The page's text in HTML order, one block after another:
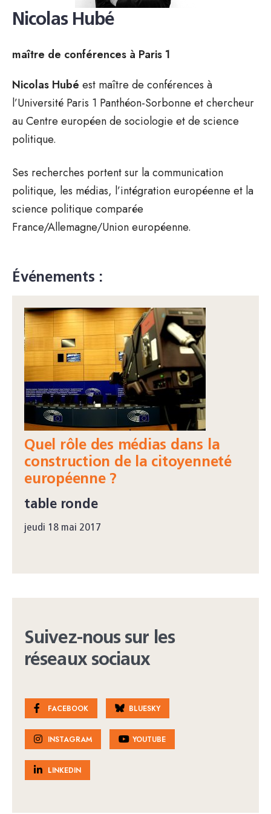
Nicolas Hubé
maître de conférences à Paris 1
Nicolas Hubé est maître de conférences à
l’Université Paris 1 Panthéon-Sorbonne et chercheur
au Centre européen de sociologie et de science
politique.
Ses recherches portent sur la communication
politique, les médias, l’intégration européenne et la
science politique comparée
France/Allemagne/Union européenne.
Événements :
Quel rôle des médias dans la
construction de la citoyenneté
européenne ?
table ronde
jeudi 18 mai 2017
Suivez-nous sur les
réseaux sociaux
FACEBOOK BLUESKY
INSTAGRAM YOUTUBE
LINKEDIN